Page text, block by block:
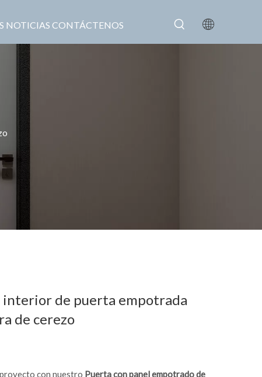
NOTICIAS CONTÁCTENOS
interior de puerta empotrada
de cerezo
con nuestro Puerta con panel empotrado de